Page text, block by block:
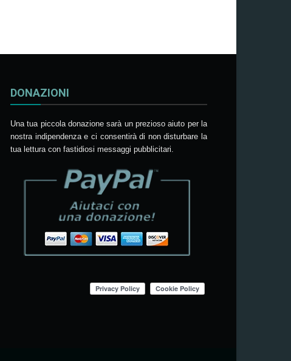
DONAZIONI
Una tua piccola donazione sarà un prezioso aiuto per la
nostra indipendenza e ci consentirà di non disturbare la
tua lettura con fastidiosi messaggi pubblicitari.